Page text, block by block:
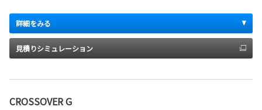
詳細をみる
見積りシミュレーション
CROSSOVER G